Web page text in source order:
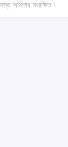
সংরক্ষিত।